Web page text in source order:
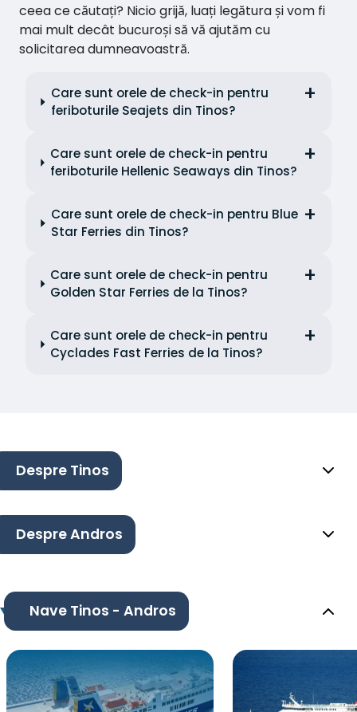
ceea ce căutați? Nicio grijă, luați legătura și vom fi
mai mult decât bucuroși să vă ajutăm cu
solicitarea dumneavoastră.
Care sunt orele de check-in pentru
feriboturile Seajets din Tinos?
Care sunt orele de check-in pentru
feriboturile Hellenic Seaways din Tinos?
Care sunt orele de check-in pentru Blue
Star Ferries din Tinos?
Care sunt orele de check-in pentru
Golden Star Ferries de la Tinos?
Care sunt orele de check-in pentru
Cyclades Fast Ferries de la Tinos?
Despre Tinos
Despre Andros
Nave Tinos - Andros